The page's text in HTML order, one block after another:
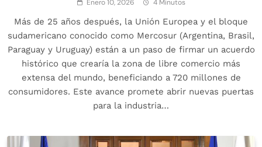
Enero 10, 2026 4 Minutos
Más de 25 años después, la Unión Europea y el bloque
sudamericano conocido como Mercosur (Argentina, Brasil,
Paraguay y Uruguay) están a un paso de firmar un acuerdo
histórico que crearía la zona de libre comercio más
extensa del mundo, beneficiando a 720 millones de
consumidores. Este avance promete abrir nuevas puertas
para la industria…